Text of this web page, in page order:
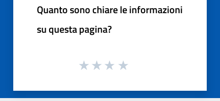
Quanto sono chiare le informazioni
su questa pagina?